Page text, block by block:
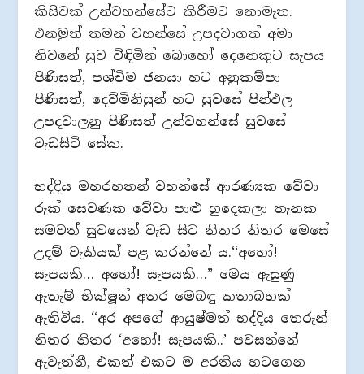
කිසිවක් උන්වහන්සේට කිරීමට නොමැත.
එනමුත් තමන් වහන්සේ උපදවාගත් අමා
නිවනේ සුව විඳිමින් බොහෝ දෙනෙකුට සැපය
පිණිසත්, පශ්චිම ජනයා හට අනුකම්පා
පිණිසත්, දෙව්මිනිසුන් හට සුවසේ පින්ඵල
උපදවාලනු පිණිසත් උන්වහන්සේ සුවසේ
වැඩසිටි සේක.
භද්දිය මහරහතන් වහන්සේ ආරණ්‍යක වේවා
රුක් සෙවණක වේවා පාළු හුදෙකලා තැනක
සමවත් සුවයෙන් වැඩ සිට නිතර නිතර මෙසේ
උදම් වැකියක් පළ කරන්නේ ය.‘‘අහෝ!
සැපයකි… අහෝ! සැපයකි…” මෙය ඇසුණු
ඇතැම් භික්ෂූන් අතර මෙබඳු කතාබහක්
ඇතිවිය. ‘‘අර අපගේ ආයුෂ්මත් භද්දිය තෙරුන්
නිතර නිතර ‘අහෝ! සැපයකි..’ පවසන්නේ
ඇවැත්නී, එකත් එකට ම අරතිය හටගෙන